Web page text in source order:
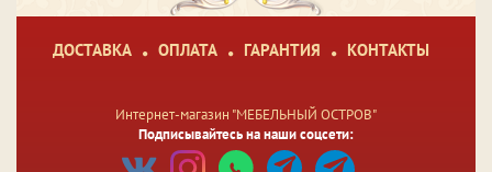
ДОСТАВКА ОПЛАТА ГАРАНТИЯ КОНТАКТЫ
Интернет-магазин "МЕБЕЛЬНЫЙ ОСТРОВ"
Подписывайтесь на наши соцсети: